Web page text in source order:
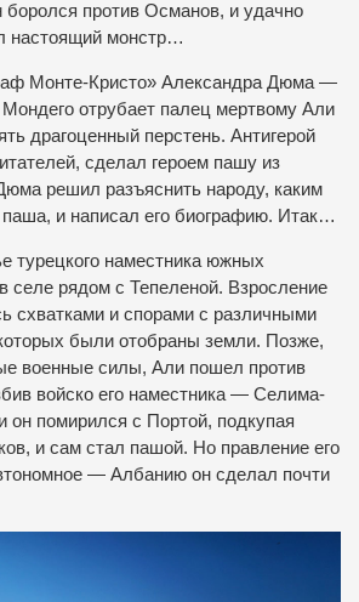
против Османов, и удачно
настоящий монстр…
Монте-Кристо» Александра Дюма —
отрубает палец мертвому Али
драгоценный перстень. Антигерой
сделал героем пашу из
решил разъяснить народу, каким
и написал его биографию. Итак…
турецкого наместника южных
селе рядом с Тепеленой. Взросление
схватками и спорами с различными
были отобраны земли. Позже,
военные силы, Али пошел против
войско его наместника — Селима-
он помирился с Портой, подкупая
и сам стал пашой. Но правление его
— Албанию он сделал почти